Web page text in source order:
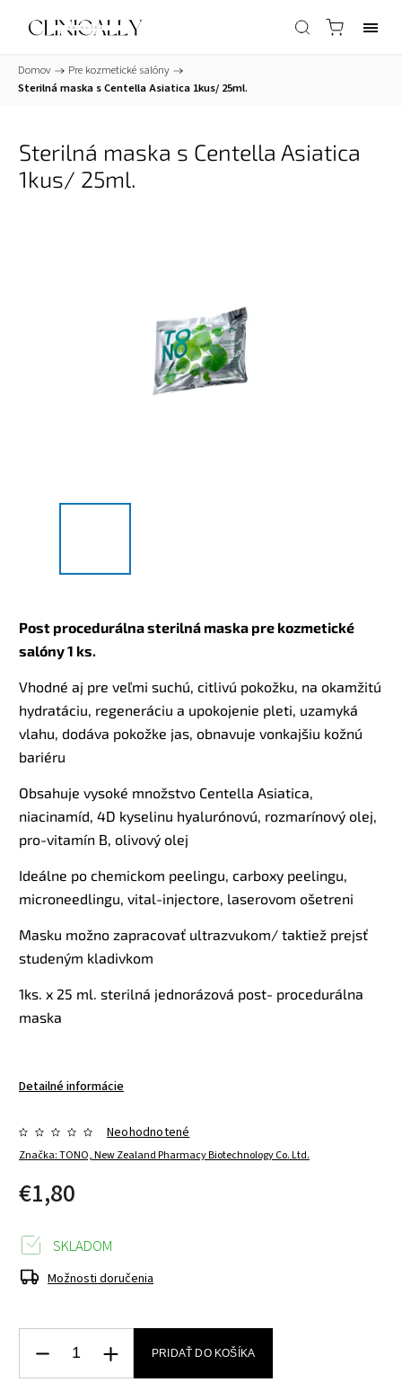
Domov / Pre kozmetické salóny /
Sterilná maska s Centella Asiatica 1kus/ 25ml.
Sterilná maska s Centella Asiatica
1kus/ 25ml.
Post procedurálna sterilná maska pre kozmetické
salóny 1 ks.
Vhodné aj pre veľmi suchú, citlivú pokožku, na okamžitú
hydratáciu, regeneráciu a upokojenie pleti, uzamyká
vlahu, dodáva pokožke jas, obnavuje vonkajšiu kožnú
bariéru
Obsahuje vysoké množstvo Centella Asiatica,
niacinamíd, 4D kyselinu hyalurónovú, rozmarínový olej,
pro-vitamín B, olivový olej
Ideálne po chemickom peelingu, carboxy peelingu,
microneedlingu, vital-injectore, laserovom ošetreni
Masku možno zapracovať ultrazvukom/ taktiež prejsť
studeným kladivkom
1ks. x 25 ml. sterilná jednorázová post- procedurálna
maska
Detailné informácie
Značka:TONO, New Zealand Pharmacy Biotechnology Co. Ltd.
Neohodnotené
€1,80
SKLADOM
Možnosti doručenia
PRIDAŤ DO KOŠÍKA